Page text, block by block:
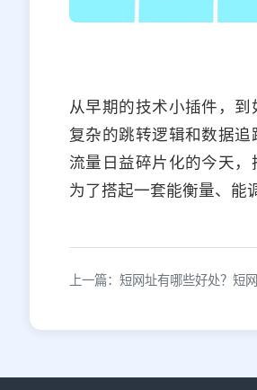
从早期的技术小插件，
复杂的跳转逻辑和数据
流量日益碎片化的今天
为了搭起一套能衡量、能
上一篇：短网址有哪些好处？短